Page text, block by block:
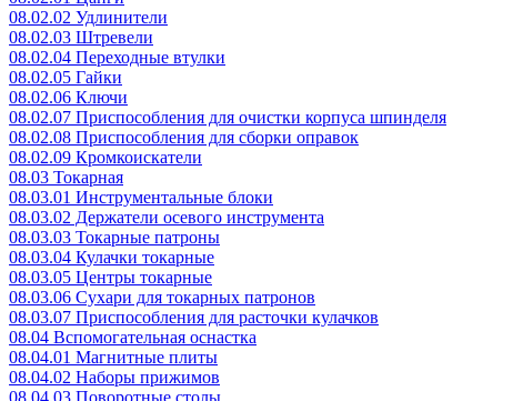
08.02.02 Удлинители
08.02.03 Штревели
08.02.04 Переходные втулки
08.02.05 Гайки
08.02.06 Ключи
08.02.07 Приспособления для очистки корпуса шпинделя
08.02.08 Приспособления для сборки оправок
08.02.09 Кромкоискатели
08.03 Токарная
08.03.01 Инструментальные блоки
08.03.02 Держатели осевого инструмента
08.03.03 Токарные патроны
08.03.04 Кулачки токарные
08.03.05 Центры токарные
08.03.06 Сухари для токарных патронов
08.03.07 Приспособления для расточки кулачков
08.04 Вспомогательная оснастка
08.04.01 Магнитные плиты
08.04.02 Наборы прижимов
08.04.03 Поворотные столы